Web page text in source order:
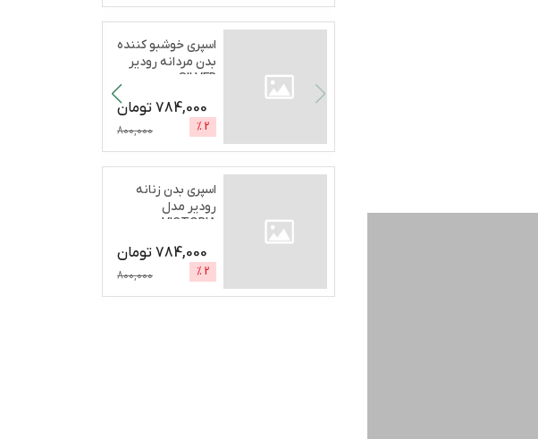
اسپری خوشبو کننده
بدن مردانه رودیر
SILVER
784,000 تومان
2
%
800,000
اسپری بدن زنانه
رودیر مدل
VICTORIA
...
784,000 تومان
2
%
800,000